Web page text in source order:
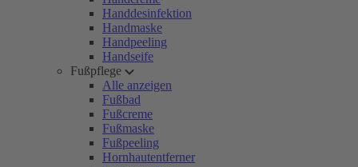
Handdesinfektion
Handmaske
Handpeeling
Handseife
Fußpflege
Alle anzeigen
Fußbad
Fußcreme
Fußmaske
Fußpeeling
Hornhautentferner